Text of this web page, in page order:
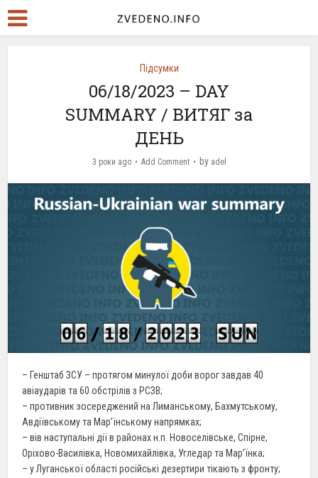
Підсумки
06/18/2023 – DAY
SUMMARY / ВИТЯГ за
ДЕНЬ
3 роки ago Add Comment by adel
– Генштаб ЗСУ – протягом минулої доби ворог завдав 40
авіаударів та 60 обстрілів з РСЗВ;
– противник зосереджений на Лиманському, Бахмутському,
Авдіївському та Мар’їнському напрямках;
– вів наступальні дії в районах н.п. Новоселівське, Спірне,
Оріхово-Василівка, Новомихайлівка, Угледар та Мар’їнка;
– у Луганської області російські дезертири тікають з фронту;